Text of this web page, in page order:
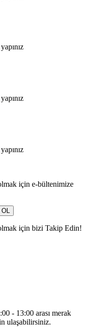
yapınız
yapınız
yapınız
için e-bültenimize
için bizi Takip Edin!
- 13:00 arası merak
ulaşabilirsiniz.